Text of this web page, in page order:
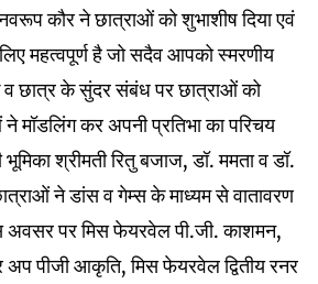
कौर ने छात्राओं को शुभाशीष दिया एवं
महत्वपूर्ण है जो सदैव आपको स्मरणीय
व छात्र के सुंदर संबंध पर छात्राओं को
ने मॉडलिंग कर अपनी प्रतिभा का परिचय
भूमिका श्रीमती रितु बजाज, डॉ. ममता व डॉ.
ने डांस व गेम्स के माध्यम से वातावरण
अवसर पर मिस फेयरवेल पी.जी. काशमन,
पीजी आकृति, मिस फेयरवेल द्वितीय रनर